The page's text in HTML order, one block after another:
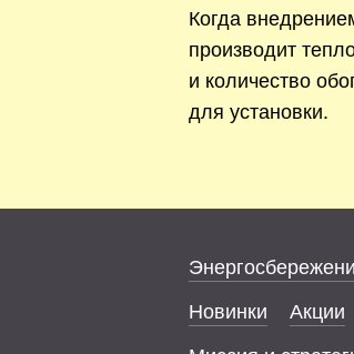
Когда
производит
и количество
для установки.
Новинки
Акции